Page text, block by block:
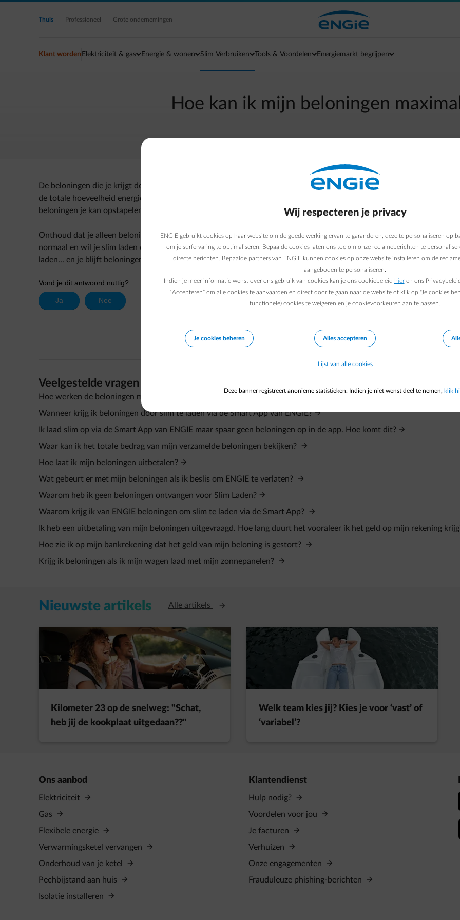
Ga naar de hoofdinhoud
Thuis Professioneel Grote ondernemingen
Klant worden Elektriciteit & gas Energie & wonen Slim Verbruiken Tools & Voordelen Energiemarkt begrijpen
Hoe kan ik mijn beloningen
De beloningen die je krijgt door te laden met de Smart App van ENGIE zijn afhankelijk van je gewoonte om thuis op
de totale hoeveelheid energie die tijdens elke oplaadsessie wordt geladen. Des te meer je thuis slim laadt, des te meer
beloningen je kan opstapelen!
Onthoud dat je alleen beloningen krijgt voor de stroom die je laadt als slim laden aanstaat. Moet je eerder vertrekken
normaal en wil je slim laden even overslaan? Gebruik dan 'Direct laden' via het Quick Settings menu. Je auto begint
laden... en je blijft beloningen ontvangen. Bij de volgende keer laden staat slim laden weer automatisch aan.
Veelgestelde vragen
Hoe werken de beloningen met de Smart App van ENGIE?
Wanneer krijg ik beloningen door slim te laden via de Smart App van ENGIE?
Ik laad slim op via de Smart App van ENGIE maar spaar geen beloningen op in de app. Hoe komt dit?
Waar kan ik het totale bedrag van mijn verzamelde beloningen bekijken?
Hoe laat ik mijn beloningen uitbetalen?
Wat gebeurt er met mijn beloningen als ik beslis om ENGIE te verlaten?
Waarom heb ik geen beloningen ontvangen voor Slim Laden?
Waarom krijg ik van ENGIE beloningen om slim te laden via de Smart App?
Ik heb een uitbetaling van mijn beloningen uitgevraagd. Hoe lang duurt het vooraleer ik het geld op mijn rekening
Hoe zie ik op mijn bankrekening dat het geld van mijn beloning is gestort?
Krijg ik beloningen als ik mijn wagen laad met mijn zonnepanelen?
Nieuwste artikels Alle artikels Opent in een nieuw tabblad
Kilometer 23 op de snelweg: "Schat,
heb jij de kookplaat uitgedaan??"
Welk team kies jij? Kies je voor ‘vast’ of
‘variabel’?
Ons aanbod
Elektriciteit
Gas
Flexibele energie
Verwarmingsketel vervangen
Onderhoud van je ketel
Pechbijstand aan huis
Isolatie installeren
Klantendienst
Hulp nodig?
Voordelen voor jou
Je facturen
Verhuizen
Onze engagementen
Frauduleuze phishing-berichten
Wij respecteren je privacy
ENGIE gebruikt cookies op haar website om de goede werking ervan te garanderen, deze te personaliseren op
om je surfervaring te optimaliseren. Bepaalde cookies laten ons toe om onze reclameberichten te
directe berichten. Bepaalde partners van ENGIE kunnen cookies op onze website installeren om de
aangeboden te personaliseren.
Indien je meer informatie wenst over ons gebruik van cookies kan je ons cookiebeleid hieren ons
“Accepteren” om alle cookies te aanvaarden en direct door te gaan naar de website of klik op "Je cookies
functionele) cookies te weigeren en je cookievoorkeuren aan te passen.
Je cookies beheren Alles accepteren
Lijst van alle cookies
Deze banner registreert anonieme statistieken. Indien je niet wenst deel te nemen, klik